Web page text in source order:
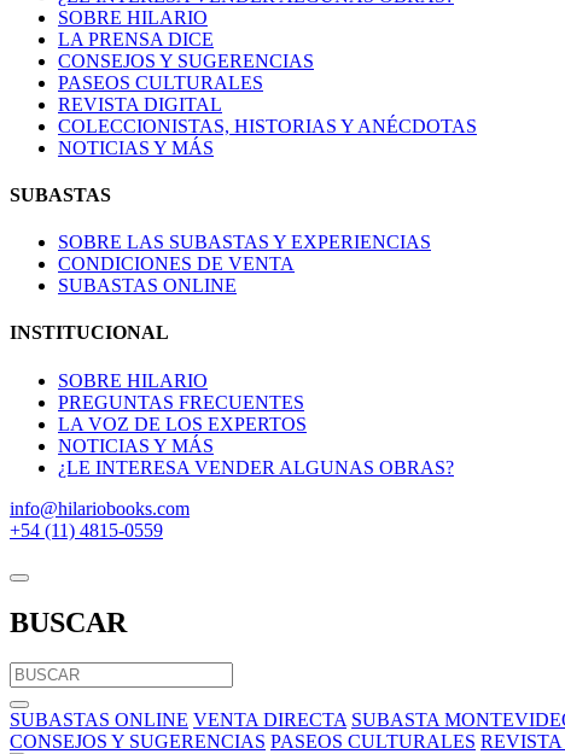
SOBRE HILARIO
LA PRENSA DICE
CONSEJOS Y SUGERENCIAS
PASEOS CULTURALES
REVISTA DIGITAL
COLECCIONISTAS, HISTORIAS Y ANÉCDOTAS
NOTICIAS Y MÁS
SUBASTAS
SOBRE LAS SUBASTAS Y EXPERIENCIAS
CONDICIONES DE VENTA
SUBASTAS ONLINE
INSTITUCIONAL
SOBRE HILARIO
PREGUNTAS FRECUENTES
LA VOZ DE LOS EXPERTOS
NOTICIAS Y MÁS
¿LE INTERESA VENDER ALGUNAS OBRAS?
info@hilariobooks.com
+54 (11) 4815-0559
BUSCAR
SUBASTAS ONLINE VENTA DIRECTA SUBASTA
CONSEJOS Y SUGERENCIAS PASEOS CULTURALES